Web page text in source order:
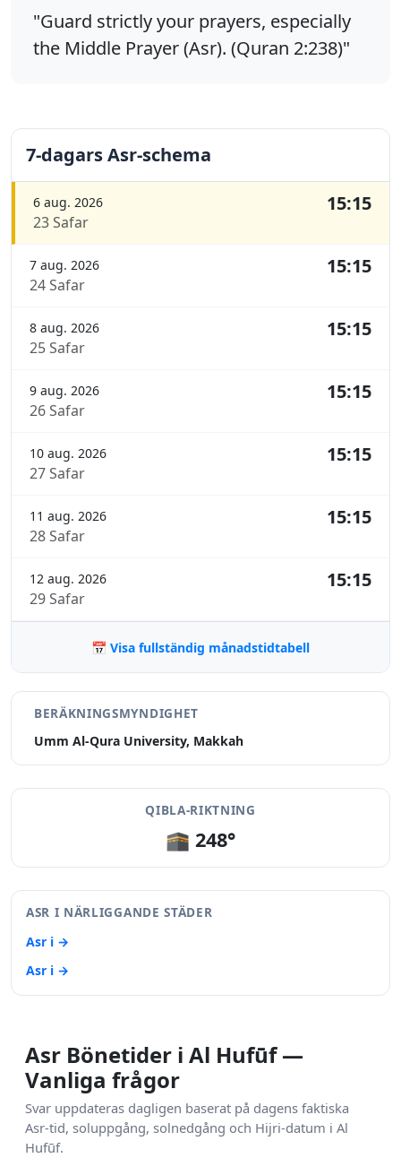
"Guard strictly your prayers, especially
the Middle Prayer (Asr). (Quran 2:238)"
7-dagars Asr-schema
6 aug. 2026
23 Safar
15:15
7 aug. 2026
24 Safar
15:15
8 aug. 2026
25 Safar
15:15
9 aug. 2026
26 Safar
15:15
10 aug. 2026
27 Safar
15:15
11 aug. 2026
28 Safar
15:15
12 aug. 2026
29 Safar
15:15
📅 Visa fullständig månadstidtabell
BERÄKNINGSMYNDIGHET
Umm Al-Qura University, Makkah
QIBLA-RIKTNING
🕋 248°
ASR I NÄRLIGGANDE STÄDER
Asr i →
Asr i →
Asr Bönetider i Al Hufūf —
Vanliga frågor
Svar uppdateras dagligen baserat på dagens faktiska
Asr-tid, soluppgång, solnedgång och Hijri-datum i Al
Hufūf.